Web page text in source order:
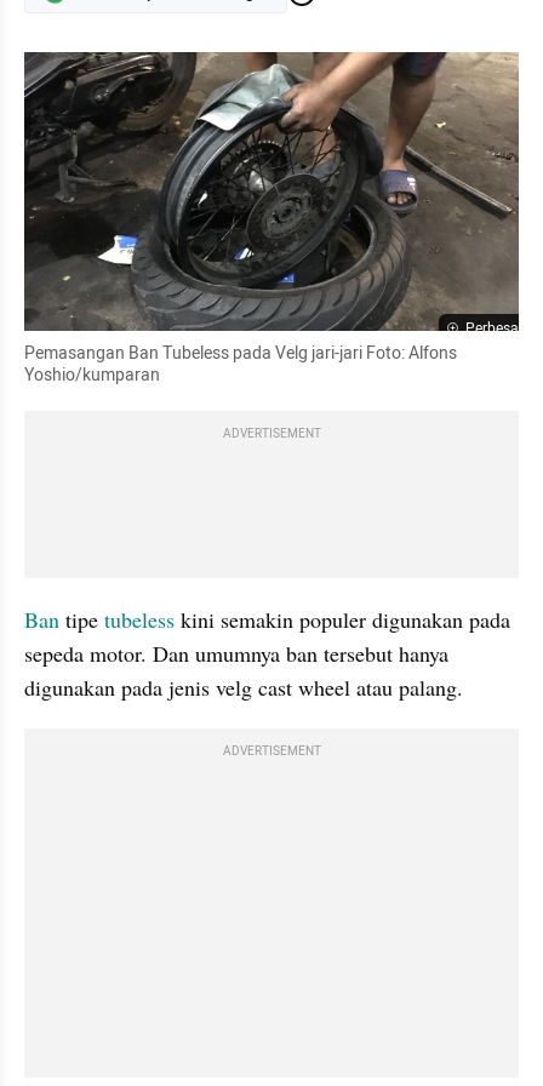
Perbesar
Pemasangan Ban Tubeless pada Velg jari-jari Foto: Alfons
Yoshio/kumparan
ADVERTISEMENT
Ban tipe tubeless kini semakin populer digunakan pada
sepeda motor. Dan umumnya ban tersebut hanya
digunakan pada jenis velg cast wheel atau palang.
ADVERTISEMENT